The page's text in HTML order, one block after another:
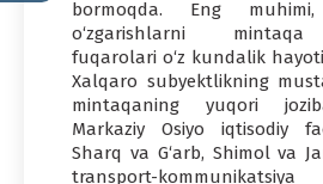
bormoqda. Eng
o‘zgarishlarni
fuqarolari o‘z kundalik
Xalqaro subyektlikning
mintaqaning yuqori
Markaziy Osiyo iqtisodiy
Sharq va G‘arb, Shimol va
transport-